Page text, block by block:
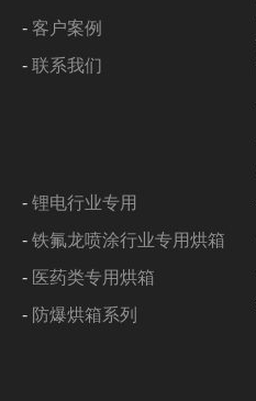
- 客户案例
-联系我们
-锂电行业专用
-铁氟龙喷涂行业专用烘箱
- 医药类专用烘箱
- 防爆烘箱系列